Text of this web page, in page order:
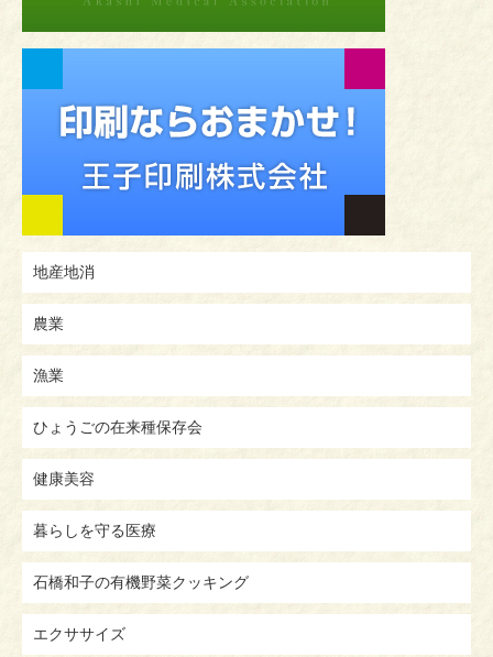
地産地消
農業
漁業
ひょうごの在来種保存会
健康美容
暮らしを守る医療
石橋和子の有機野菜クッキング
エクササイズ